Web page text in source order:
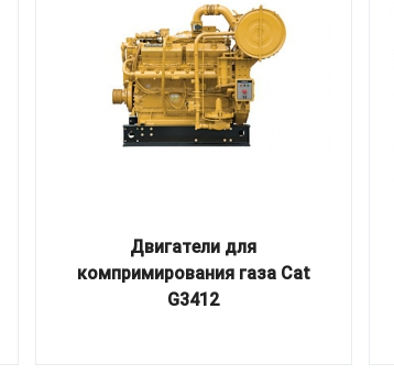
Двигатели для
компримирования газа Cat
G3412